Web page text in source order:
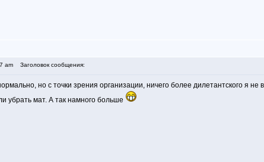
am Заголовок сообщения:
но с точки зрения организации, ничего более дилетантского я не
убрать мат. А так намного больше